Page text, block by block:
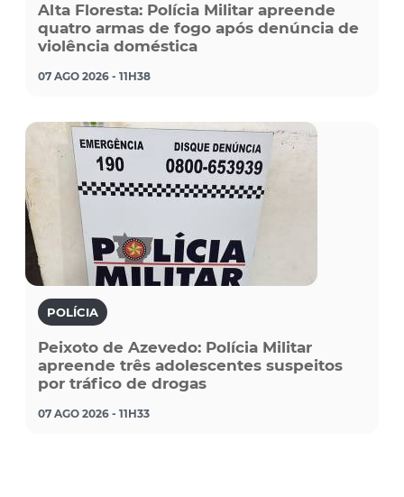
Alta Floresta: Polícia Militar apreende
quatro armas de fogo após denúncia de
violência doméstica
07 AGO 2026 - 11H38
POLÍCIA
Peixoto de Azevedo: Polícia Militar
apreende três adolescentes suspeitos
por tráfico de drogas
07 AGO 2026 - 11H33